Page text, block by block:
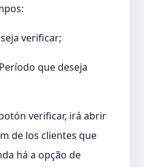
verificar;
que deseja
verificar, irá abrir
de los clientes que
há a opção de